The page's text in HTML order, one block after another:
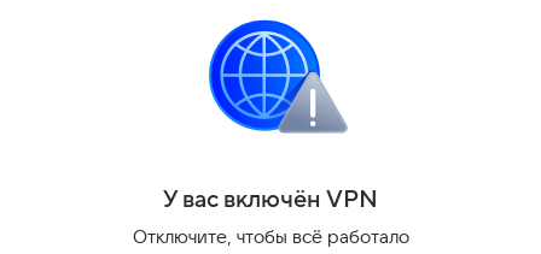
но и индивидуальными биологическими
маркерами конкретного пациента, что может
кардинально изменить подходы к лечению
устойчивых форм депрессии.
Поделиться
У вас включён VPN
Отключите, чтобы всё работало